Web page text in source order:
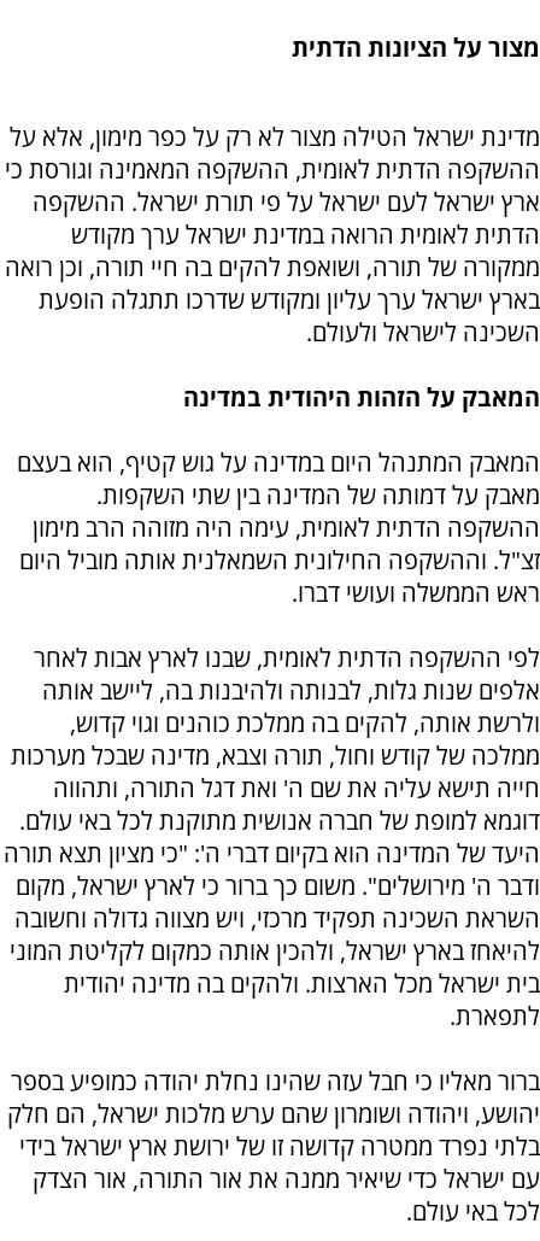
מצור על הציונות הדתית
מדינת ישראל הטילה מצור לא רק על כפר מימון, אלא על
ההשקפה הדתית לאומית, ההשקפה המאמינה וגורסת כי
ארץ ישראל לעם ישראל על פי תורת ישראל. ההשקפה
הדתית לאומית הרואה במדינת ישראל ערך מקודש
ממקורה של תורה, ושואפת להקים בה חיי תורה, וכן רואה
בארץ ישראל ערך עליון ומקודש שדרכו תתגלה הופעת
השכינה לישראל ולעולם.
המאבק על הזהות היהודית במדינה
המאבק המתנהל היום במדינה על גוש קטיף, הוא בעצם
מאבק על דמותה של המדינה בין שתי השקפות.
ההשקפה הדתית לאומית, עימה היה מזוהה הרב מימון
זצ"ל. וההשקפה החילונית השמאלנית אותה מוביל היום
ראש הממשלה ועושי דברו.
לפי ההשקפה הדתית לאומית, שבנו לארץ אבות לאחר
אלפים שנות גלות, לבנותה ולהיבנות בה, ליישב אותה
ולרשת אותה, להקים בה ממלכת כוהנים וגוי קדוש,
ממלכה של קודש וחול, תורה וצבא, מדינה שבכל מערכות
חייה תישא עליה את שם ה' ואת דגל התורה, ותהווה
דוגמא למופת של חברה אנושית מתוקנת לכל באי עולם.
היעד של המדינה הוא בקיום דברי ה': "כי מציון תצא תורה
ודבר ה' מירושלים". משום כך ברור כי לארץ ישראל, מקום
השראת השכינה תפקיד מרכזי, ויש מצווה גדולה וחשובה
להיאחז בארץ ישראל, ולהכין אותה כמקום לקליטת המוני
בית ישראל מכל הארצות. ולהקים בה מדינה יהודית
לתפארת.
ברור מאליו כי חבל עזה שהינו נחלת יהודה כמופיע בספר
יהושע, ויהודה ושומרון שהם ערש מלכות ישראל, הם חלק
בלתי נפרד ממטרה קדושה זו של ירושת ארץ ישראל בידי
עם ישראל כדי שיאיר ממנה את אור התורה, אור הצדק
לכל באי עולם.